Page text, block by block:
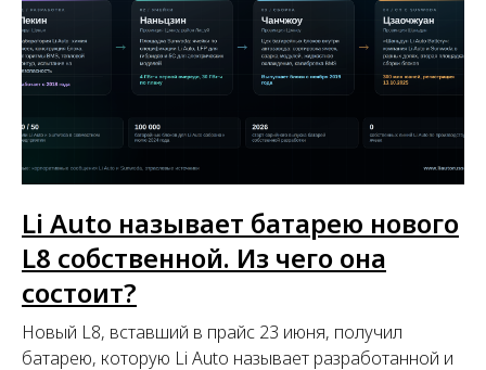
Li Auto называет батарею нового
L8 собственной. Из чего она
состоит?
Новый L8, вставший в прайс 23 июня, получил
батарею, которую Li Auto называет разработанной и